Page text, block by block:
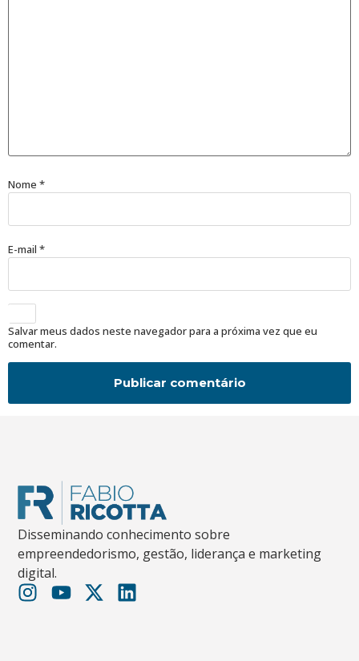
Nome *
E-mail *
Salvar meus dados neste navegador para a próxima vez que eu
comentar.
Disseminando conhecimento sobre
empreendedorismo, gestão, liderança e marketing
digital.